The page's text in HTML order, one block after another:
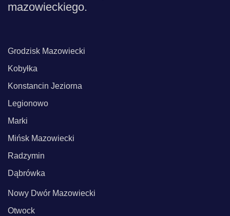
mazowieckiego.
Grodzisk Mazowiecki
Kobyłka
Konstancin Jeziorna
Legionowo
Marki
Mińsk Mazowiecki
Radzymin
Dąbrówka
Nowy Dwór Mazowiecki
Otwock